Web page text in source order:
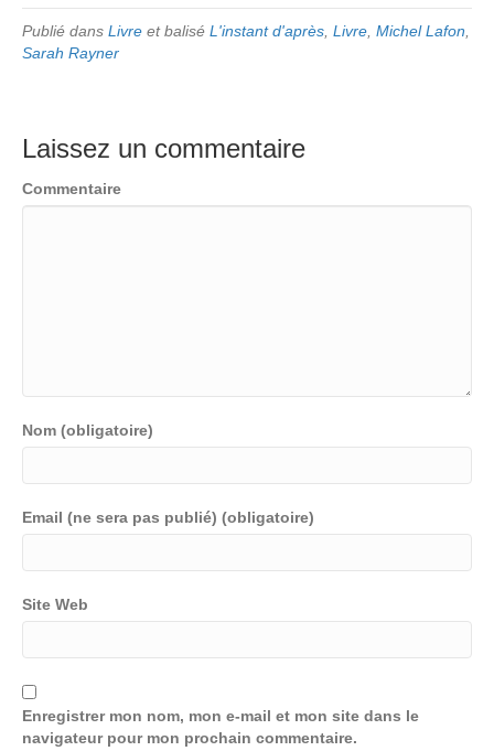
Publié dans Livre et balisé L'instant d'après Livre Michel Lafon
Sarah Rayner
Laissez un commentaire
Commentaire
Nom (obligatoire)
Email (ne sera pas publié) (obligatoire)
Site Web
Enregistrer mon nom, mon e-mail et mon site dans le
navigateur pour mon prochain commentaire.